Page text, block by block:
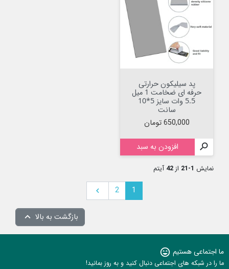
پد سیلیکون حرارتی
حرفه ای ضخامت 1 میل
5.5 وات سایز 5*10
سانت
قیمت
650,000 تومان
 افزودن به سبد
نمایش 1-21 از 42 آیتم
1
2 بعدی

بازگشت به بالا 
ما اجتماعی هستیم sentiment_very_satisfied
ما را در شبکه های اجتماعی دنبال کنید و به روز بمانید!